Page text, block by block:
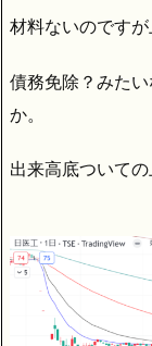
材料ないのですが
債務免除？みた
か。
出来高底ついての